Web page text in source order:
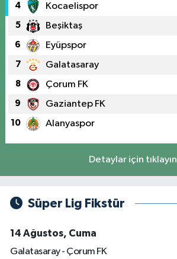
4 Kocaelispor
5 Beşiktaş
6 Eyüpspor
7 Galatasaray
8 Çorum FK
9 Gaziantep FK
10 Alanyaspor
Detaylar için tıklayın
Süper Lig Fikstür
14 Ağustos, Cuma
Galatasaray - Çorum FK